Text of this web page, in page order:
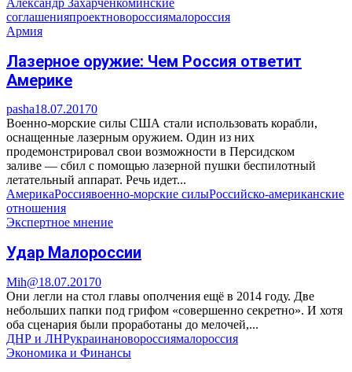
Александр Захарченкоминские
соглашенияпроектновороссиямалороссия
Армия
Лазерное оружие: Чем Россия ответит
Америке
pasha18.07.20170
Военно-морские силы США стали использовать корабли,
оснащенные лазерным оружием. Один из них
продемонстрировал свои возможности в Персидском
заливе — сбил с помощью лазерной пушки беспилотный
летательный аппарат. Речь идет...
АмерикаРоссиявоенно-морские силыРоссийско-американские
отношения
Экспертное мнение
Удар Малороссии
Mih@18.07.20170
Они легли на стол главы ополчения ещё в 2014 году. Две
небольших папки под грифом «совершенно секретно». И хотя
оба сценария были проработаны до мелочей,...
ДНР и ЛНРукраинановороссиямалороссия
Экономика и Финансы